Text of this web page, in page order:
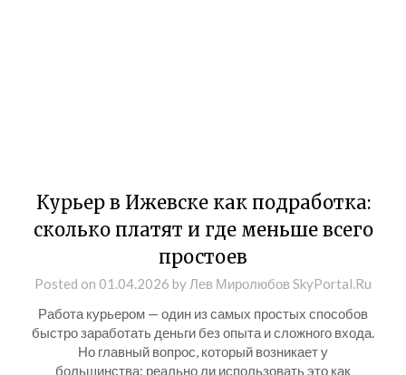
Курьер в Ижевске как подработка:
сколько платят и где меньше всего
простоев
Posted on 01.04.2026 by Лев Миролюбов SkyPortal.Ru
Работа курьером — один из самых простых способов
быстро заработать деньги без опыта и сложного входа.
Но главный вопрос, который возникает у
большинства: реально ли использовать это как